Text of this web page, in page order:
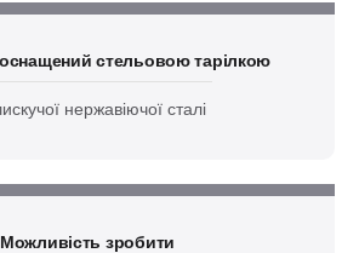
стельовою тарілкою
нержавіючої сталі
Можливість зробити